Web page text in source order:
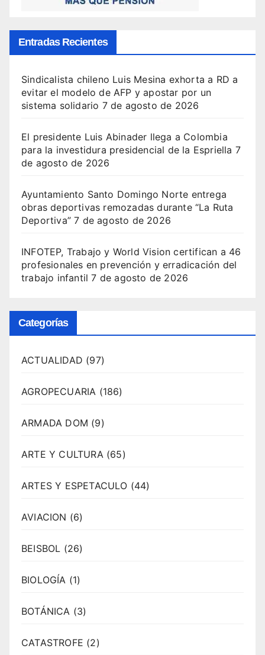
Entradas Recientes
Sindicalista chileno Luis Mesina exhorta a RD a
evitar el modelo de AFP y apostar por un
sistema solidario 7 de agosto de 2026
El presidente Luis Abinader llega a Colombia
para la investidura presidencial de la Espriella 7
de agosto de 2026
Ayuntamiento Santo Domingo Norte entrega
obras deportivas remozadas durante “La Ruta
Deportiva” 7 de agosto de 2026
INFOTEP, Trabajo y World Vision certifican a 46
profesionales en prevención y erradicación del
trabajo infantil 7 de agosto de 2026
Categorías
ACTUALIDAD (97)
AGROPECUARIA (186)
ARMADA DOM (9)
ARTE Y CULTURA (65)
ARTES Y ESPETACULO (44)
AVIACION (6)
BEISBOL (26)
BIOLOGÍA (1)
BOTÁNICA (3)
CATASTROFE (2)